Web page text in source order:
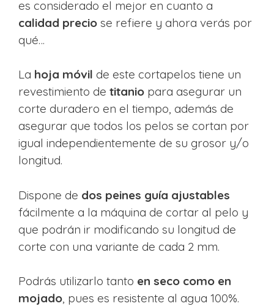
es considerado el mejor en cuanto a
calidad precio se refiere y ahora verás por
qué…
La hoja móvil de este cortapelos tiene un
revestimiento de titanio para asegurar un
corte duradero en el tiempo, además de
asegurar que todos los pelos se cortan por
igual independientemente de su grosor y/o
longitud.
Dispone de dos peines guía ajustables
fácilmente a la máquina de cortar al pelo y
que podrán ir modificando su longitud de
corte con una variante de cada 2 mm.
Podrás utilizarlo tanto en seco como en
mojado, pues es resistente al agua 100%.